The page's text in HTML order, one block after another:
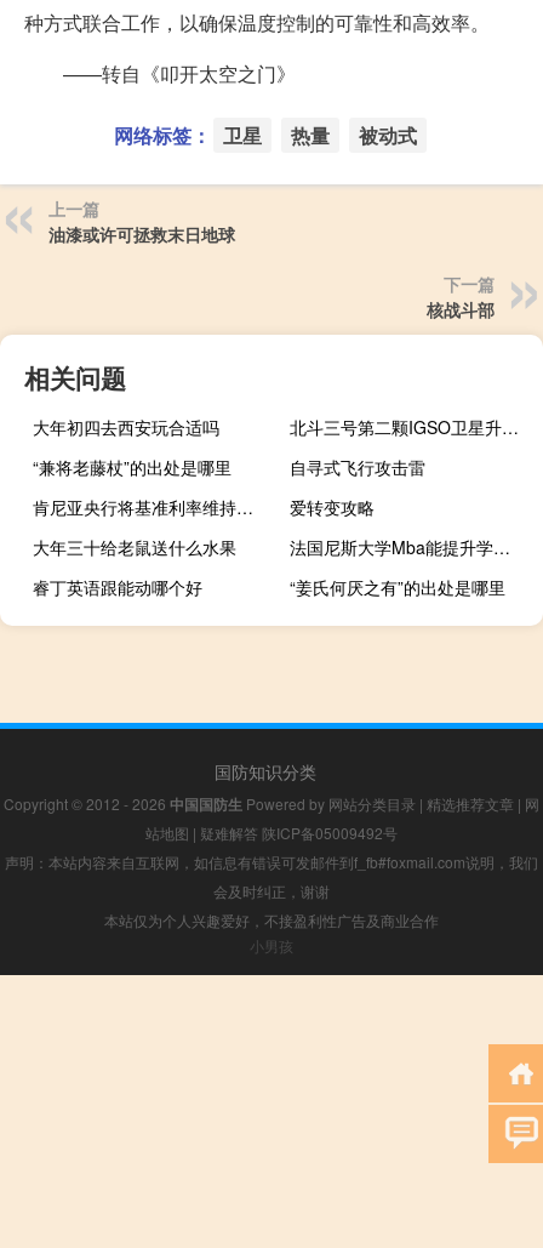
种方式联合工作，以确保温度控制的可靠性和高效率。
——转自《叩开太空之门》
网络标签： 卫星 热量 被动式
上一篇
油漆或许可拯救末日地球
下一篇
核战斗部
相关问题
大年初四去西安玩合适吗
北斗三号第二颗IGSO卫星升空这颗“爱星”有何不同?
“兼将老藤杖”的出处是哪里
自寻式飞行攻击雷
肯尼亚央行将基准利率维持在10.5符合市场预期
爱转变攻略
大年三十给老鼠送什么水果
法国尼斯大学Mba能提升学历吗
睿丁英语跟能动哪个好
“姜氏何厌之有”的出处是哪里
国防知识分类
Copyright © 2012 - 2026 中国国防生 Powered by 网站分类目录 | 精选推荐文章 | 网
站地图 | 疑难解答 陕ICP备05009492号
声明：本站内容来自互联网，如信息有错误可发邮件到f_fb#foxmail.com说明，我们
会及时纠正，谢谢
本站仅为个人兴趣爱好，不接盈利性广告及商业合作
小男孩